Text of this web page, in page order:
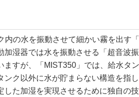
内の水を振動させて細かい霧を出す
加湿器では水を振動させる「超音波
すが、「MIST350」では、給水タ
ンク以外に水が貯まらない構造を指
た加湿を実現させるために独自の